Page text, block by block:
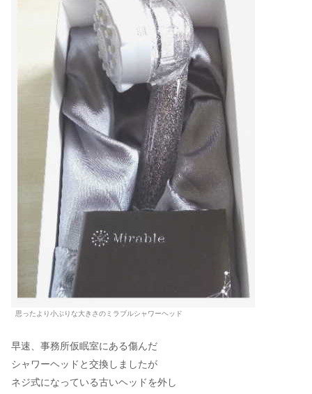
思ったより小ぶりな大きさのミラブルシャワーヘッド
早速、事務所仮眠室にある傷んだ
シャワーヘッドと交換しましたが
ネジ式になっている古いヘッドを外し